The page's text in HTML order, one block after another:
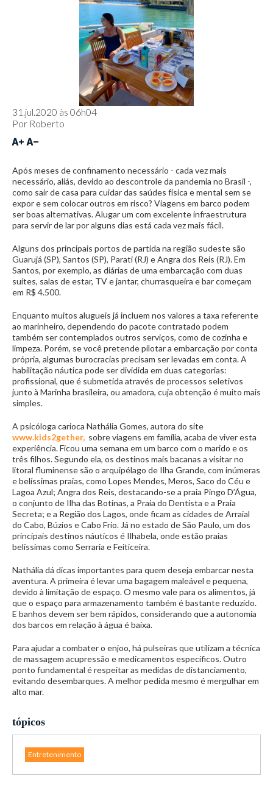
31.jul.2020 às 06h04
Por Roberto
Após meses de confinamento necessário - cada vez mais
necessário, aliás, devido ao descontrole da pandemia no Brasil -,
como sair de casa para cuidar das saúdes física e mental sem se
expor e sem colocar outros em risco? Viagens em barco podem
ser boas alternativas. Alugar um com excelente infraestrutura
para servir de lar por alguns dias está cada vez mais fácil.
Alguns dos principais portos de partida na região sudeste são
Guarujá (SP), Santos (SP), Parati (RJ) e Angra dos Reis (RJ). Em
Santos, por exemplo, as diárias de uma embarcação com duas
suítes, salas de estar, TV e jantar, churrasqueira e bar começam
em R$ 4.500.
Enquanto muitos alugueis já incluem nos valores a taxa referente
ao marinheiro, dependendo do pacote contratado podem
também ser contemplados outros serviços, como de cozinha e
limpeza. Porém, se você pretende pilotar a embarcação por conta
própria, algumas burocracias precisam ser levadas em conta. A
habilitação náutica pode ser dividida em duas categorias:
profissional, que é submetida através de processos seletivos
junto à Marinha brasileira, ou amadora, cuja obtenção é muito mais
simples.
A psicóloga carioca Nathália Gomes, autora do site
www.kids2gether, sobre viagens em família, acaba de viver esta
experiência. Ficou uma semana em um barco com o marido e os
três filhos. Segundo ela, os destinos mais bacanas a visitar no
litoral fluminense são o arquipélago de Ilha Grande, com inúmeras
e belíssimas praias, como Lopes Mendes, Meros, Saco do Céu e
Lagoa Azul; Angra dos Reis, destacando-se a praia Pingo D’Água,
o conjunto de Ilha das Botinas, a Praia do Dentista e a Praia
Secreta; e a Região dos Lagos, onde ficam as cidades de Arraial
do Cabo, Búzios e Cabo Frio. Já no estado de São Paulo, um dos
principais destinos náuticos é Ilhabela, onde estão praias
belíssimas como Serraria e Feiticeira.
Nathália dá dicas importantes para quem deseja embarcar nesta
aventura. A primeira é levar uma bagagem maleável e pequena,
devido à limitação de espaço. O mesmo vale para os alimentos, já
que o espaço para armazenamento também é bastante reduzido.
E banhos devem ser bem rápidos, considerando que a autonomia
dos barcos em relação à água é baixa.
Para ajudar a combater o enjoo, há pulseiras que utilizam a técnica
de massagem acupressão e medicamentos específicos. Outro
ponto fundamental é respeitar as medidas de distanciamento,
evitando desembarques. A melhor pedida mesmo é mergulhar em
alto mar.
tópicos
Entretenimento